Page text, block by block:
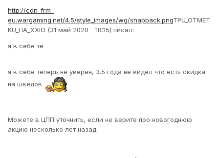
http://cdn-frm-
eu.wargaming.net/4.5/style_images/wg/snapback.pngTPU_OTMET
KU_HA_XXIO (31 май 2020 - 18:15) писал:
я в себе те
я в себе теперь не уверен, 3.5 года не видел что есть скидка
на шведов
Можете в ЦПП уточнить, если не верите про новогоднюю
акцию несколько лет назад.